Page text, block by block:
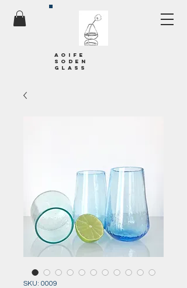
Aoife
soden
glass
SKU: 0009